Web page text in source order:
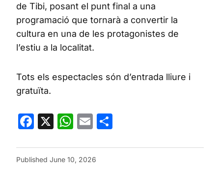
de Tibi, posant el punt final a una
programació que tornarà a convertir la
cultura en una de les protagonistes de
l’estiu a la localitat.
Tots els espectacles són d’entrada lliure i
gratuïta.
Facebook
X WhatsApp
Email
Published June 10, 2026